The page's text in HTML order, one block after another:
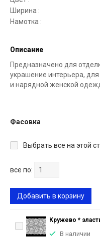
Ширина :
Намотка :
Описание
Предназначено для
украшение интерьера,
и нарядной женской
Фасовка
Выбрать все на этой
все по:
Добавить в корзину
Кружево *
В наличии